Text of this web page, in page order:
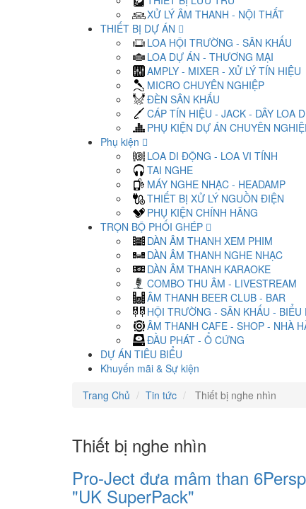
XỬ LÝ ÂM THANH - NỘI THẤT
THIẾT BỊ DỰ ÁN
LOA HỘI TRƯỜNG - SÂN KHẤU
LOA DỰ ÁN - THƯƠNG MẠI
AMPLY - MIXER - XỬ LÝ TÍN HIỆU
MICRO CHUYÊN NGHIỆP
ĐÈN SÂN KHẤU
CÁP TÍN HIỆU - JACK - DÂY LOA
PHỤ KIỆN DỰ ÁN CHUYÊN
Phụ kiện
LOA DI ĐỘNG - LOA VI TÍNH
TAI NGHE
MÁY NGHE NHẠC - HEADAMP
THIẾT BỊ XỬ LÝ NGUỒN ĐIỆN
PHỤ KIỆN CHÍNH HÃNG
TRỌN BỘ PHỐI GHÉP
DÀN ÂM THANH XEM PHIM
DÀN ÂM THANH NGHE NHẠC
DÀN ÂM THANH KARAOKE
COMBO THU ÂM - LIVESTREAM
ÂM THANH BEER CLUB - BAR
HỘI TRƯỜNG - SÂN KHẤU - BIỂU
ÂM THANH CAFE - SHOP - NHÀ
ĐẦU PHÁT - Ổ CỨNG
DỰ ÁN TIÊU BIỂU
Khuyến mãi & Sự kiện
Trang Chủ
Tin tức Thiết bị nghe nhìn
Thiết bị nghe nhìn
Pro-Ject đưa mâm than
"UK SuperPack"